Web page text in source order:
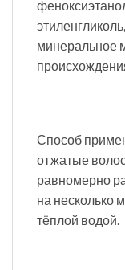
минеральное
Способ
отжатые
равномерно
на несколько
тёплой водой.